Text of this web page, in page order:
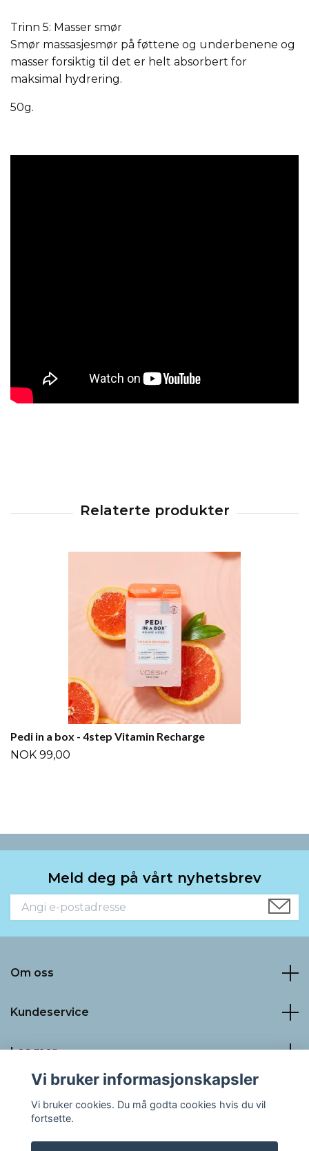
Trinn 5: Masser smør
Smør massasjesmør på føttene og underbenene og
masser forsiktig til det er helt absorbert for
maksimal hydrering.
50g.
Pedi in a box - 4step Vitamin Recharge
NOK 99,00
Meld deg på vårt nyhetsbrev
Om oss
Kundeservice
Les mer
Vi bruker informasjonskapsler
Vi bruker cookies. Du må godta cookies hvis du vil
fortsette.